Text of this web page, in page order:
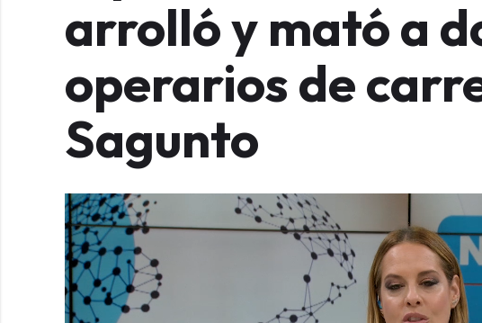
arrolló y mató a
operarios de
Sagunto